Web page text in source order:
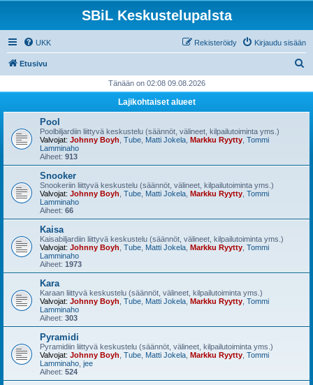
SBiL Keskustelupalsta
UKK Kirjaudu sisään
Rekisteröidy
Etusivu
i
Tänään on 02:08 09.08.2026
Lajikohtaiset alueet
Pool
Poolbiljardiin liittyvä keskustelu (säännöt, välineet, kilpailutoiminta yms.)
Valvojat: Johnny Boyh Tube Matti Jokela Markku Ryytty Tommi
Lamminaho
Aiheet: 913
Snooker
Snookeriin liittyvä keskustelu (säännöt, välineet, kilpailutoiminta yms.)
Valvojat: Johnny Boyh Tube Matti Jokela Markku Ryytty Tommi
Lamminaho
Aiheet: 66
Kaisa
Kaisabiljardiin liittyvä keskustelu (säännöt, välineet, kilpailutoiminta yms.)
Valvojat: Johnny Boyh Tube Matti Jokela Markku Ryytty Tommi
Lamminaho
Aiheet: 1973
Kara
Karaan liittyvä keskustelu (säännöt, välineet, kilpailutoiminta yms.)
Valvojat: Johnny Boyh Tube Matti Jokela Markku Ryytty Tommi
Lamminaho
Aiheet: 303
Pyramidi
Pyramidiin liittyvä keskustelu (säännöt, välineet, kilpailutoiminta yms.)
Valvojat: Johnny Boyh Tube Matti Jokela Markku Ryytty Tommi
Lamminaho jee
Aiheet: 524